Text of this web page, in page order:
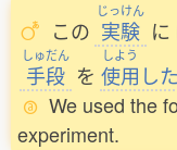
この
じっけん
実験 に
しゅだん
手段 を
しよう
使用 した
We used the
experiment.